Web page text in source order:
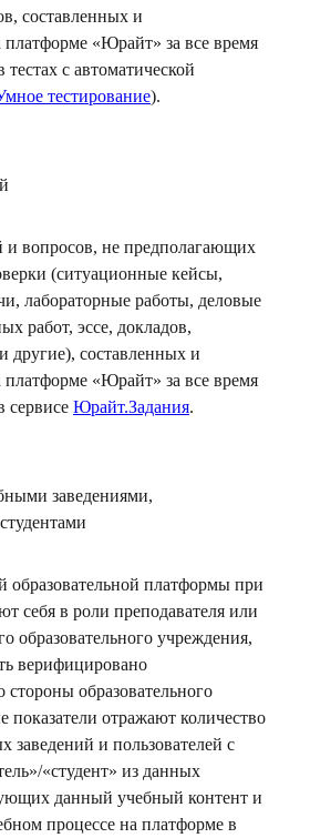
составленных и
«Юрайт» за все время
тестах с автоматической
тестирование).
и вопросов, не предполагающих
(ситуационные кейсы,
лабораторные работы, деловые
работ, эссе, докладов,
другие), составленных и
«Юрайт» за все время
сервисе Юрайт.Задания.
заведениями,
образовательной платформы при
себя в роли преподавателя или
образовательного учреждения,
верифицировано
стороны образовательного
отражают количество
заведений и пользователей с
«студент» из данных
данный учебный контент и
процессе на платформе в